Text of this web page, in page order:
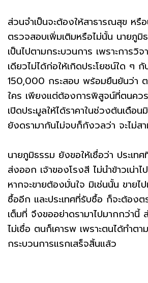
ส่วนจำเป็นจะต้องให้สาธารณสุข หรื
ตรวจสอบเพิ่มเติมหรือไม่นั้น นายภูมิ
เป็นไปตามกระบวนการ เพราะการวิ
เดียวไม่ได้ก่อให้เกิดประโยชน์ใด ๆ กั
150,000 กระสอบ พร้อมยืนยันว่า ต
ใคร เพียงแต่ต้องการพิสูจน์ที่ตนควร
เปิดประมูลให้ได้ราคาในช่วงต้นเดือ
ยังดรามากันไม่จบก็กังวลว่า จะไม่ส
นายภูมิธรรม ยังขอให้เชื่อว่า ประเท
ส่งออก เจ้าของโรงสี ไม่นำข้าวเน่า
หากจะขายต้องมั่นใจ มิเช่นนั้น ขายไ
ซื้ออีก และประเทศที่รับซื้อ ก็จะต้อง
เต็มที่ จึงขออย่าดรามาไปมากกว่านี้
ไม่เชื่อ ตนก็เคารพ เพราะตนได้ทำต
กระบวนการแรกเสร็จสิ้นแล้ว